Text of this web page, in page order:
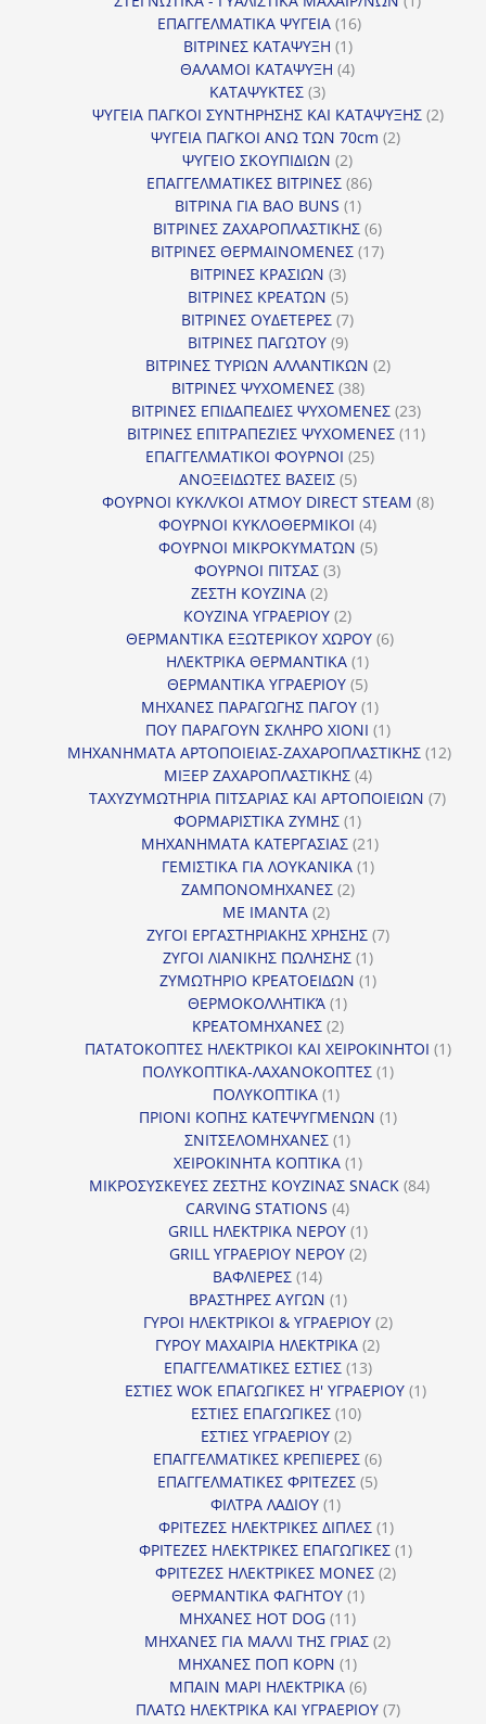
ΕΠΑΓΓΕΛΜΑΤΙΚΑ ΨΥΓΕΙΑ 1616
ΒΙΤΡΙΝΕΣ ΚΑΤΑΨΥΞΗ 11
προϊόν
ΘΑΛΑΜΟΙ ΚΑΤΑΨΥΞΗ 44
ΚΑΤΑΨΥΚΤΕΣ 33
προϊόντα
ΨΥΓΕΙΑ ΠΑΓΚΟΙ ΣΥΝΤΗΡΗΣΗΣ ΚΑΙ ΚΑΤΑΨΥΞΗΣ 22
ΨΥΓΕΙΑ ΠΑΓΚΟΙ ΑΝΩ ΤΩΝ 70cm 22
ΨΥΓΕΙΟ ΣΚΟΥΠΙΔΙΩΝ 22
προϊόντα
ΕΠΑΓΓΕΛΜΑΤΙΚΕΣ ΒΙΤΡΙΝΕΣ 8686
ΒΙΤΡΙΝΑ ΓΙΑ BAO BUNS 11
προϊόν
ΒΙΤΡΙΝΕΣ ΖΑΧΑΡΟΠΛΑΣΤΙΚΗΣ 66
προϊόντα
ΒΙΤΡΙΝΕΣ ΘΕΡΜΑΙΝΟΜΕΝΕΣ 1717
ΒΙΤΡΙΝΕΣ ΚΡΑΣΙΩΝ 33
προϊόντα
ΒΙΤΡΙΝΕΣ ΚΡΕΑΤΩΝ 55
προϊόντα
ΒΙΤΡΙΝΕΣ ΟΥΔΕΤΕΡΕΣ 77
ΒΙΤΡΙΝΕΣ ΠΑΓΩΤΟΥ 99
προϊόντα
ΒΙΤΡΙΝΕΣ ΤΥΡΙΩΝ ΑΛΛΑΝΤΙΚΩΝ 22
ΒΙΤΡΙΝΕΣ ΨΥΧΟΜΕΝΕΣ 3838
προϊόντα
ΒΙΤΡΙΝΕΣ ΕΠΙΔΑΠΕΔΙΕΣ ΨΥΧΟΜΕΝΕΣ 2323
προϊόντα
ΒΙΤΡΙΝΕΣ ΕΠΙΤΡΑΠΕΖΙΕΣ ΨΥΧΟΜΕΝΕΣ 1111
ΕΠΑΓΓΕΛΜΑΤΙΚΟΙ ΦΟΥΡΝΟΙ 2525
ΑΝΟΞΕΙΔΩΤΕΣ ΒΑΣΕΙΣ 55
προϊόντα
ΦΟΥΡΝΟΙ ΚΥΚΛ/ΚΟΙ ΑΤΜΟΥ DIRECT STEAM 88
ΦΟΥΡΝΟΙ ΚΥΚΛΟΘΕΡΜΙΚΟΙ 44
προϊόντα
ΦΟΥΡΝΟΙ ΜΙΚΡΟΚΥΜΑΤΩΝ 55
ΦΟΥΡΝΟΙ ΠΙΤΣΑΣ 33
ΖΕΣΤΗ ΚΟΥΖΙΝΑ 22
προϊόντα
ΚΟΥΖΙΝΑ ΥΓΡΑΕΡΙΟΥ 22
προϊόντα
ΘΕΡΜΑΝΤΙΚΑ ΕΞΩΤΕΡΙΚΟΥ ΧΩΡΟΥ 66
ΗΛΕΚΤΡΙΚΑ ΘΕΡΜΑΝΤΙΚΑ 11
προϊόν
ΘΕΡΜΑΝΤΙΚΑ ΥΓΡΑΕΡΙΟΥ 55
προϊόντα
ΜΗΧΑΝΕΣ ΠΑΡΑΓΩΓΗΣ ΠΑΓΟΥ 11
προϊόν
ΠΟΥ ΠΑΡΑΓΟΥΝ ΣΚΛΗΡΟ ΧΙΟΝΙ 11
προϊόν
ΜΗΧΑΝΗΜΑΤΑ ΑΡΤΟΠΟΙΕΙΑΣ-ΖΑΧΑΡΟΠΛΑΣΤΙΚΗΣ 1212
ΜΙΞΕΡ ΖΑΧΑΡΟΠΛΑΣΤΙΚΗΣ 44
προϊόντα
ΤΑΧΥΖΥΜΩΤΗΡΙΑ ΠΙΤΣΑΡΙΑΣ ΚΑΙ ΑΡΤΟΠΟΙΕΙΩΝ 77
ΦΟΡΜΑΡΙΣΤΙΚΑ ΖΥΜΗΣ 11
προϊόν
ΜΗΧΑΝΗΜΑΤΑ ΚΑΤΕΡΓΑΣΙΑΣ 2121
προϊόντα
ΓΕΜΙΣΤΙΚΑ ΓΙΑ ΛΟΥΚΑΝΙΚΑ 11
ΖΑΜΠΟΝΟΜΗΧΑΝΕΣ 22
ΜΕ ΙΜΑΝΤΑ 22
προϊόντα
ΖΥΓΟΙ ΕΡΓΑΣΤΗΡΙΑΚΗΣ ΧΡΗΣΗΣ 77
ΖΥΓΟΙ ΛΙΑΝΙΚΗΣ ΠΩΛΗΣΗΣ 11
προϊόν
ΖΥΜΩΤΗΡΙΟ ΚΡΕΑΤΟΕΙΔΩΝ 11
ΘΕΡΜΟΚΟΛΛΗΤΙΚΆ 11
προϊόν
ΚΡΕΑΤΟΜΗΧΑΝΕΣ 22
προϊόντα
ΠΑΤΑΤΟΚΟΠΤΕΣ ΗΛΕΚΤΡΙΚΟΙ ΚΑΙ ΧΕΙΡΟΚΙΝΗΤΟΙ 11
ΠΟΛΥΚΟΠΤΙΚΑ-ΛΑΧΑΝΟΚΟΠΤΕΣ 11
ΠΟΛΥΚΟΠΤΙΚΑ 11
προϊόν
ΠΡΙΟΝΙ ΚΟΠΗΣ ΚΑΤΕΨΥΓΜΕΝΩΝ 11
ΣΝΙΤΣΕΛΟΜΗΧΑΝΕΣ 11
προϊόν
ΧΕΙΡΟΚΙΝΗΤΑ ΚΟΠΤΙΚΑ 11
προϊόν
ΜΙΚΡΟΣΥΣΚΕΥΕΣ ΖΕΣΤΗΣ ΚΟΥΖΙΝΑΣ SNACK 8484
CARVING STATIONS 44
προϊόντα
GRILL ΗΛΕΚΤΡΙΚΑ ΝΕΡΟΥ 11
προϊόν
GRILL ΥΓΡΑΕΡΙΟΥ ΝΕΡΟΥ 22
ΒΑΦΛΙΕΡΕΣ 1414
προϊόντα
ΒΡΑΣΤΗΡΕΣ ΑΥΓΩΝ 11
προϊόν
ΓΥΡΟΙ ΗΛΕΚΤΡΙΚΟΙ & ΥΓΡΑΕΡΙΟΥ 22
ΓΥΡΟΥ ΜΑΧΑΙΡΙΑ ΗΛΕΚΤΡΙΚΑ 22
ΕΠΑΓΓΕΛΜΑΤΙΚΕΣ ΕΣΤΙΕΣ 1313
προϊόντα
ΕΣΤΙΕΣ WOK ΕΠΑΓΩΓΙΚΕΣ Η' ΥΓΡΑΕΡΙΟΥ 11
ΕΣΤΙΕΣ ΕΠΑΓΩΓΙΚΕΣ 1010
ΕΣΤΙΕΣ ΥΓΡΑΕΡΙΟΥ 22
προϊόντα
ΕΠΑΓΓΕΛΜΑΤΙΚΕΣ ΚΡΕΠΙΕΡΕΣ 66
προϊόντα
ΕΠΑΓΓΕΛΜΑΤΙΚΕΣ ΦΡΙΤΕΖΕΣ 55
ΦΙΛΤΡΑ ΛΑΔΙΟΥ 11
προϊόν
ΦΡΙΤΕΖΕΣ ΗΛΕΚΤΡΙΚΕΣ ΔΙΠΛΕΣ 11
προϊόν
ΦΡΙΤΕΖΕΣ ΗΛΕΚΤΡΙΚΕΣ ΕΠΑΓΩΓΙΚΕΣ 11
ΦΡΙΤΕΖΕΣ ΗΛΕΚΤΡΙΚΕΣ ΜΟΝΕΣ 22
ΘΕΡΜΑΝΤΙΚΑ ΦΑΓΗΤΟΥ 11
ΜΗΧΑΝΕΣ HOT DOG 1111
προϊόντα
ΜΗΧΑΝΕΣ ΓΙΑ ΜΑΛΛΙ ΤΗΣ ΓΡΙΑΣ 22
ΜΗΧΑΝΕΣ ΠΟΠ ΚΟΡΝ 11
προϊόν
ΜΠΑΙΝ ΜΑΡΙ ΗΛΕΚΤΡΙΚΑ 66
προϊόντα
ΠΛΑΤΩ ΗΛΕΚΤΡΙΚΑ ΚΑΙ ΥΓΡΑΕΡΙΟΥ 77